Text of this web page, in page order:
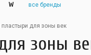
W все бренды
для зоны век
зоны